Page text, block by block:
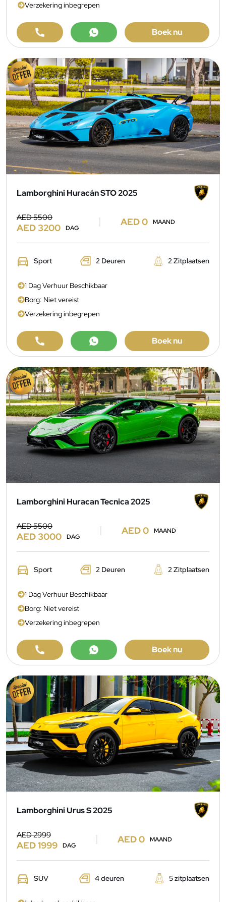
Verzekering inbegrepen
Boek nu
Lamborghini Huracán STO 2025
AED 5500
AED 3200 DAG
AED 0 MAAND
Sport 2 Deuren 2 Zitplaatsen
1 Dag Verhuur Beschikbaar
Borg: Niet vereist
Verzekering inbegrepen
Boek nu
Lamborghini Huracan Tecnica 2025
AED 5500
AED 3000 DAG
AED 0 MAAND
Sport 2 Deuren 2 Zitplaatsen
1 Dag Verhuur Beschikbaar
Borg: Niet vereist
Verzekering inbegrepen
Boek nu
Lamborghini Urus S 2025
AED 2999
AED 1999 DAG
AED 0 MAAND
SUV 4 deuren 5 zitplaatsen